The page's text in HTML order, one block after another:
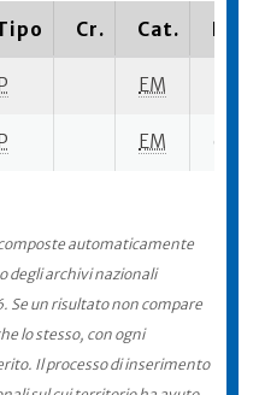
Cr. Cat.
EM
EM 67
automaticamente
degli archivi nazionali
un risultato non compare
lo stesso, con ogni
Il processo di inserimento